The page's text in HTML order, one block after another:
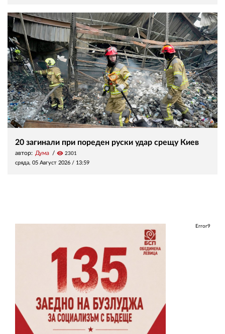
20 загинали при пореден руски удар срещу Киев
автор: Дума visibility 2301
сряда, 05 Август 2026 / 13:59
Error9